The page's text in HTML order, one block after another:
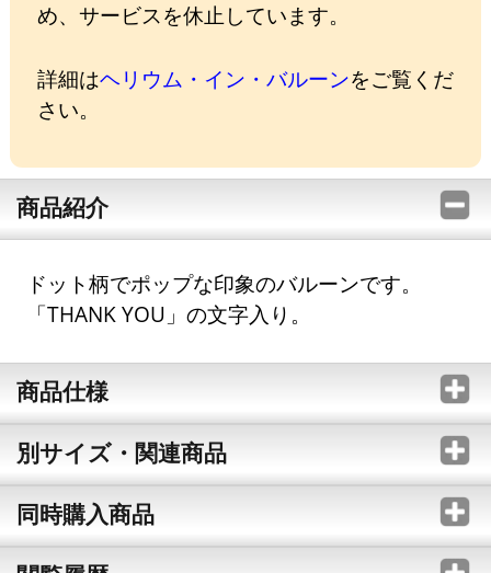
め、サービスを休止しています。
詳細はヘリウム・イン・バルーンをご覧くだ
さい。
商品紹介
ドット柄でポップな印象のバルーンです。
「THANK YOU」の文字入り。
商品仕様
別サイズ・関連商品
同時購入商品